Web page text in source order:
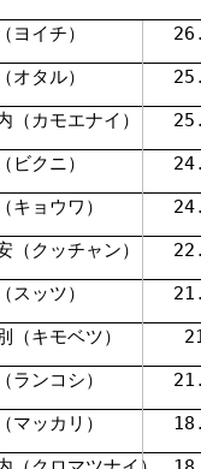
ヨイチ）
オタル）
（カモエナイ）
ビクニ）
キョウワ）
（クッチャン）
スッツ）
（キモベツ） 21
ランコシ）
マッカリ）